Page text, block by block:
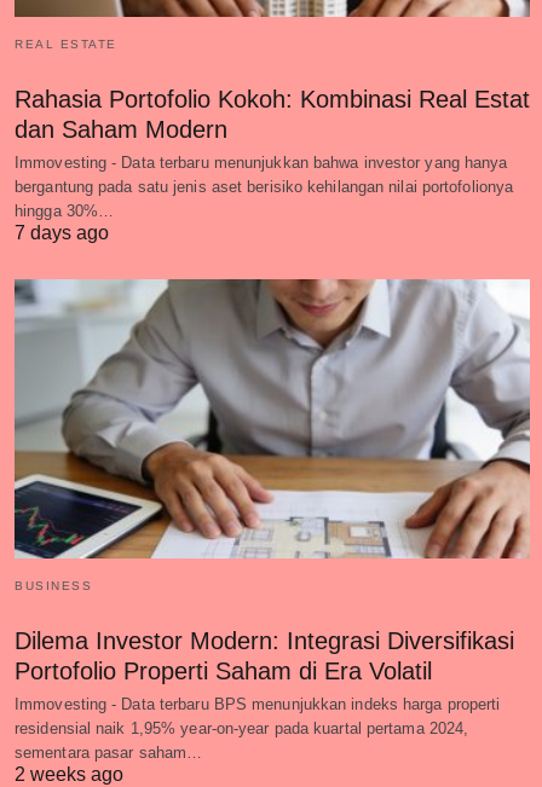
REAL ESTATE
Rahasia Portofolio Kokoh: Kombinasi Real Estat
dan Saham Modern
Immovesting - Data terbaru menunjukkan bahwa investor yang hanya
bergantung pada satu jenis aset berisiko kehilangan nilai portofolionya
hingga 30%…
7 days ago
BUSINESS
Dilema Investor Modern: Integrasi Diversifikasi
Portofolio Properti Saham di Era Volatil
Immovesting - Data terbaru BPS menunjukkan indeks harga properti
residensial naik 1,95% year-on-year pada kuartal pertama 2024,
sementara pasar saham…
2 weeks ago